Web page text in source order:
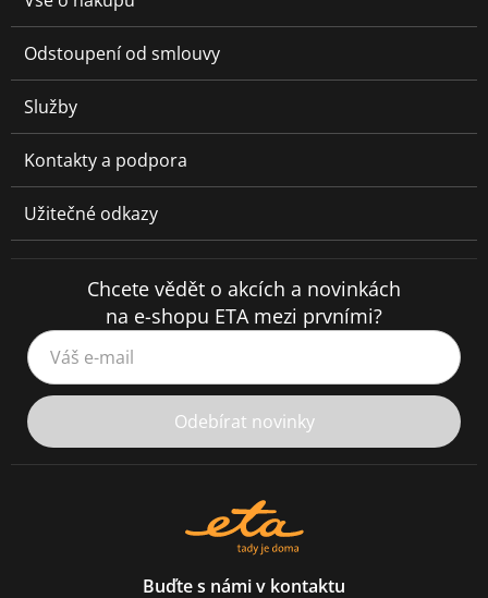
Odstoupení od smlouvy
Služby
Kontakty a podpora
Užitečné odkazy
Chcete vědět o akcích a novinkách
na e-shopu ETA mezi prvními?
Váš e-mail
Odebírat novinky
Buďte s námi v kontaktu